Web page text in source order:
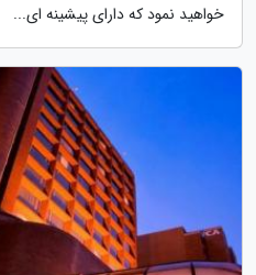
خواهید نمود که دارای پیشینه ای...